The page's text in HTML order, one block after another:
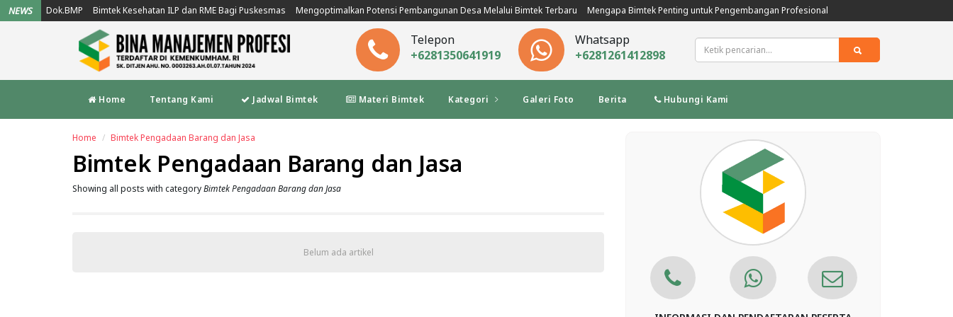
NEWS Dok.BMP Bimtek Kesehatan ILP dan RME Bagi Puskesmas Mengoptimalkan Potensi Pembangunan Desa Melalui Bimtek Terbaru Mengapa Bimtek Penting untuk Pengembangan Profesional
Telepon
+6281350641919
Whatsapp
+6281261412898
Home Tentang Kami Jadwal Bimtek Materi Bimtek Kategori Galeri Foto Berita Hubungi Kami
Home Bimtek Pengadaan Barang dan Jasa
Bimtek Pengadaan Barang dan Jasa
Showing all posts with categoryBimtek Pengadaan Barang dan Jasa
Belum ada artikel